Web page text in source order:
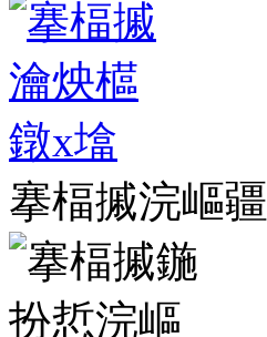
搴楅摵浣嶇疆